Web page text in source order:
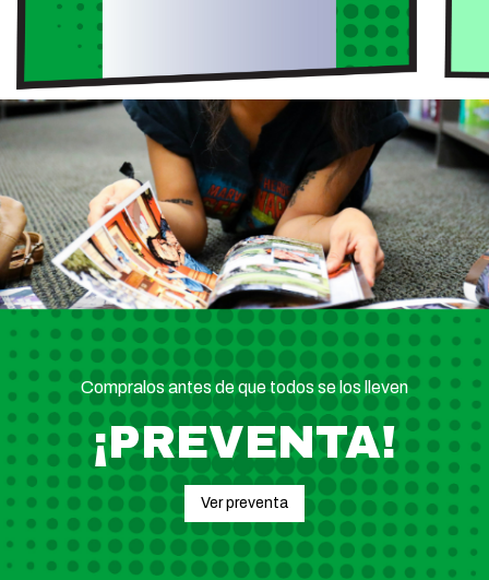
Compralos antes de que todos se los lleven
¡PREVENTA!
Ver preventa